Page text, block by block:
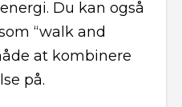
Du kan også
“walk and
at kombinere
på.